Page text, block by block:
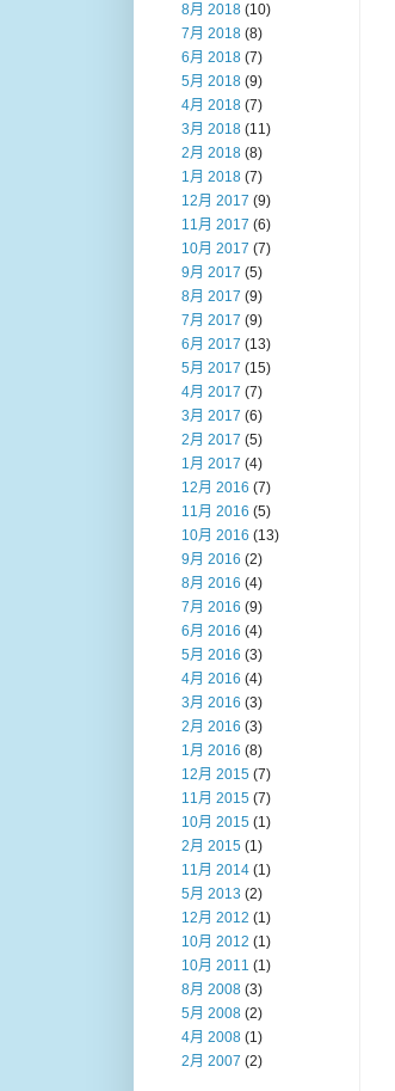
8月 2018 (10)
7月 2018 (8)
6月 2018 (7)
5月 2018 (9)
4月 2018 (7)
3月 2018 (11)
2月 2018 (8)
1月 2018 (7)
12月 2017 (9)
11月 2017 (6)
10月 2017 (7)
9月 2017 (5)
8月 2017 (9)
7月 2017 (9)
6月 2017 (13)
5月 2017 (15)
4月 2017 (7)
3月 2017 (6)
2月 2017 (5)
1月 2017 (4)
12月 2016 (7)
11月 2016 (5)
10月 2016 (13)
9月 2016 (2)
8月 2016 (4)
7月 2016 (9)
6月 2016 (4)
5月 2016 (3)
4月 2016 (4)
3月 2016 (3)
2月 2016 (3)
1月 2016 (8)
12月 2015 (7)
11月 2015 (7)
10月 2015 (1)
2月 2015 (1)
11月 2014 (1)
5月 2013 (2)
12月 2012 (1)
10月 2012 (1)
10月 2011 (1)
8月 2008 (3)
5月 2008 (2)
4月 2008 (1)
2月 2007 (2)